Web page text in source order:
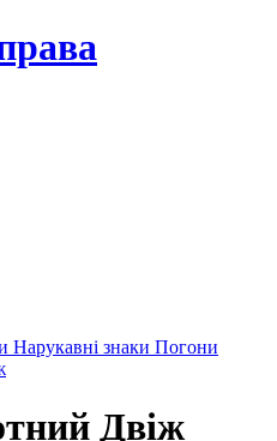
знаки Погони
Двіж